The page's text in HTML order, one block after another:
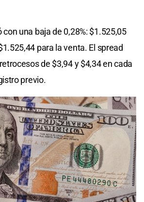
con una baja de 0,28%: $1.525,05
para la venta. El spread
de $3,94 y $4,34 en cada
previo.